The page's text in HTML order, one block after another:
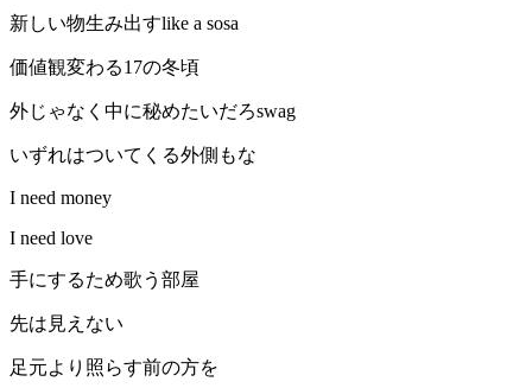
新しい物生み出すlike a sosa
価値観変わる17の冬頃
外じゃなく中に秘めたいだろswag
いずれはついてくる外側もな
I need money
I need love
手にするため歌う部屋
先は見えない
足元より照らす前の方を